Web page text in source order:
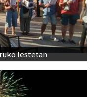
festetan